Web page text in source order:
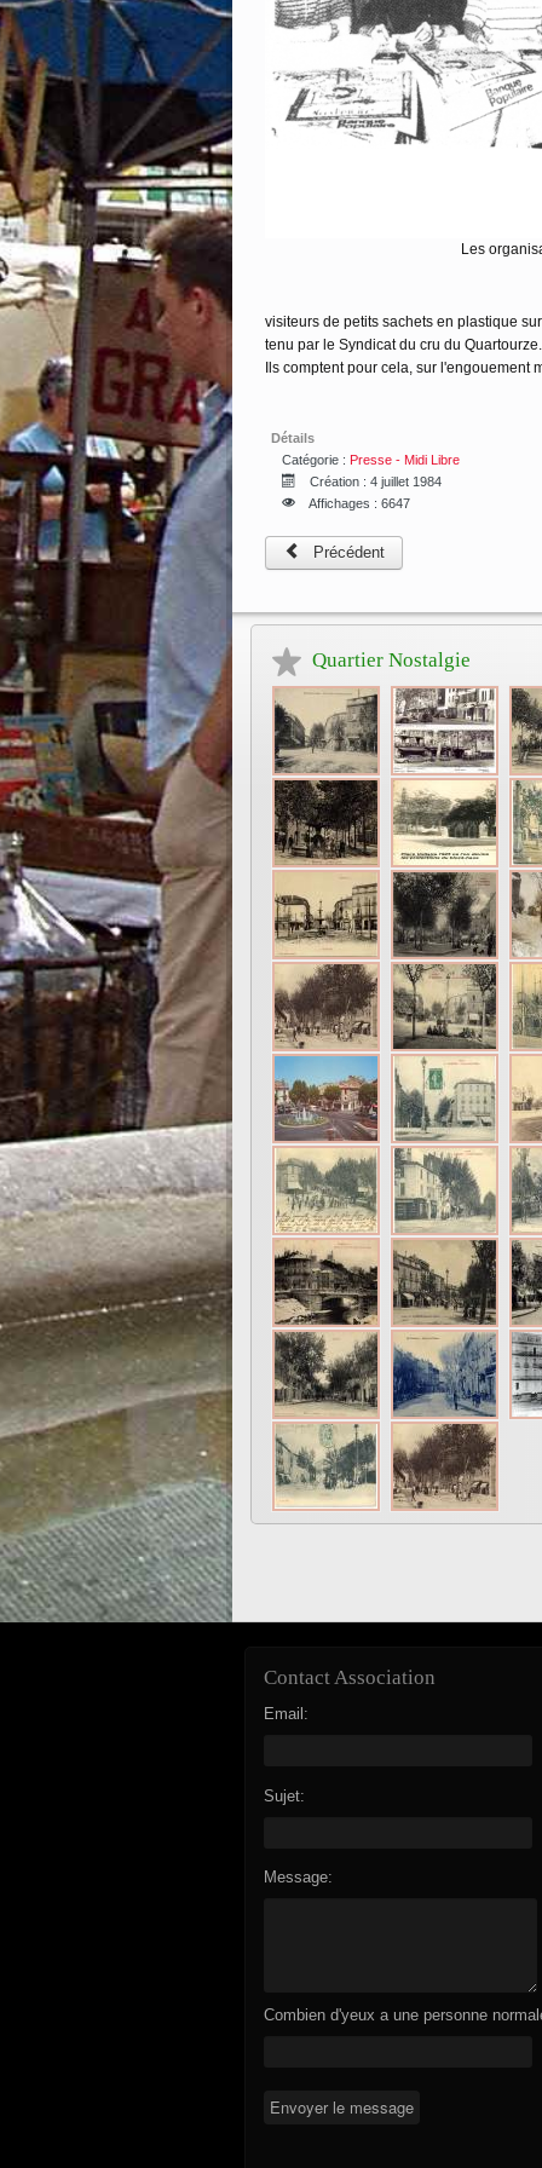
Les
visiteurs de petits sachets en plastique
tenu par le Syndicat du cru du
Ils comptent pour cela, sur
Détails
Catégorie : Presse - Midi Libre
Création : 4 juillet 1984
Affichages : 6647
Précédent
Quartier Nostalgie
Contact Association
Email:
Sujet:
Message:
Combien d'yeux a une personne